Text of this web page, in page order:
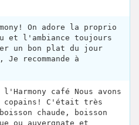
On adore la proprio
et l'ambiance toujours
un bon plat du jour
recommande à
l'Harmony café Nous avons
copains! C'était très
chaude, boisson
ou auvergnate et